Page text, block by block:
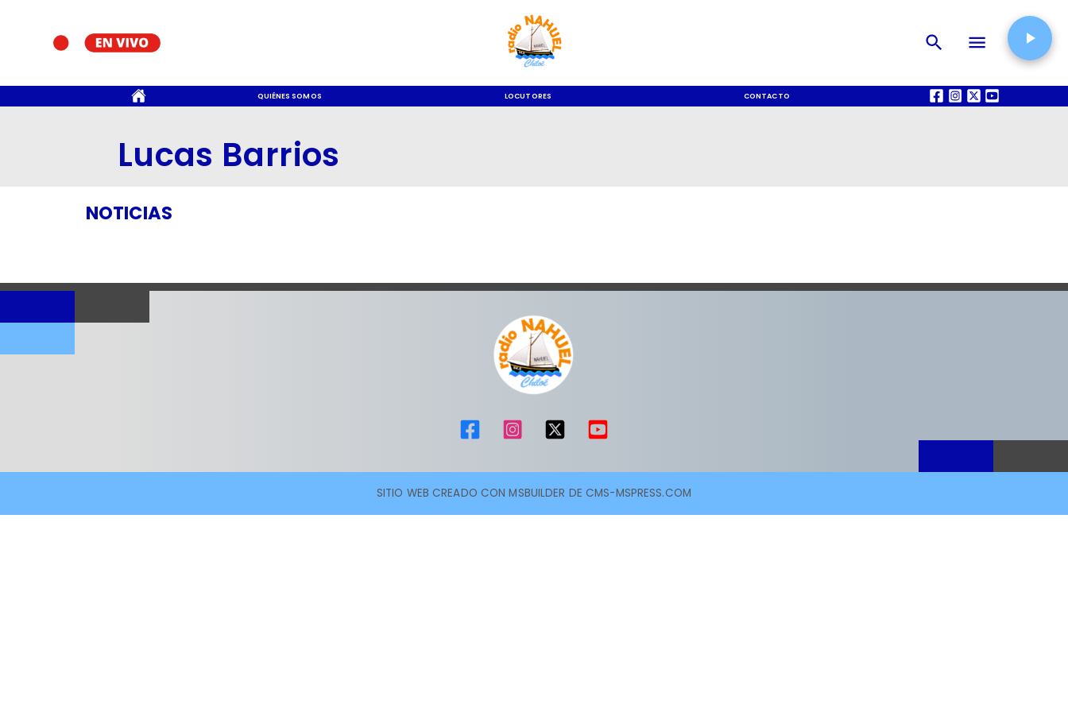
QUIÉNES SOMOS LOCUTORES CONTACTO QUIÉNES SOMOS
Lucas Barrios
NOTICIAS
SITIO WEB CREADO CON MSBUILDER DE CMS-MSPRESS.COM